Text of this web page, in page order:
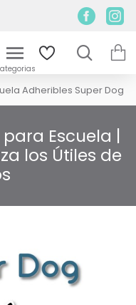
Adheribles Super Dog
Escuela |
los Útiles de